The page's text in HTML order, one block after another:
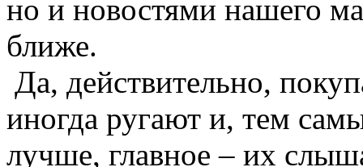
но и новостями нашего
ближе.
Да, действительно,
иногда ругают и, тем
лучше, главное – их